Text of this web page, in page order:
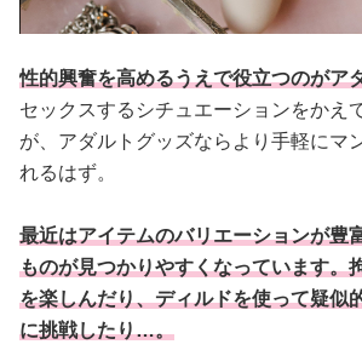
性的興奮を高めるうえで役立つのがア
セックスするシチュエーションをかえ
が、アダルトグッズならより手軽にマ
れるはず。
最近はアイテムのバリエーションが豊
ものが見つかりやすくなっています。
を楽しんだり、ディルドを使って疑似
に挑戦したり…。